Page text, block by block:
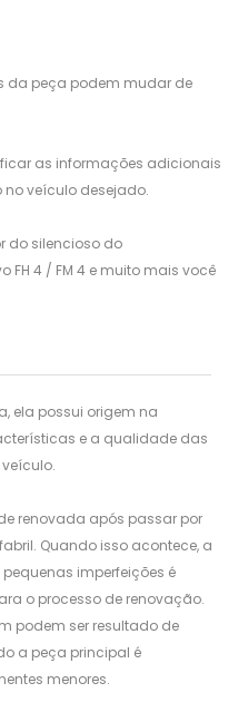
da peça podem mudar de
as informações adicionais
veículo desejado.
do silencioso do
4 / FM 4 e muito mais você
ela possui origem na
e a qualidade das
renovada após passar por
Quando isso acontece, a
imperfeições é
o processo de renovação.
podem ser resultado de
a peça principal é
menores.